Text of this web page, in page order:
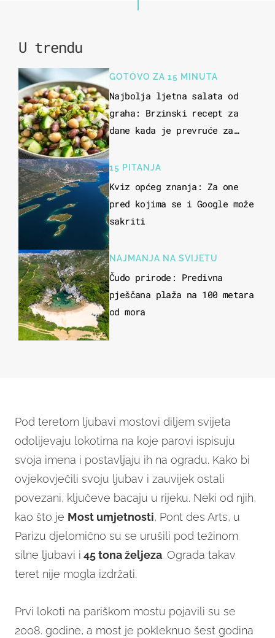
U trendu
GOTOVO ZA 15 MINUTA
Najbolja ljetna salata od
graha: Brzinski recept za
dane kada je prevruće za
15 PITANJA
Kviz općeg znanja: Za one
pred kojima se i Google može
sakriti
NAJMANJA NA SVIJETU
Čudo prirode: Predivna
pješčana plaža na 100 metara
od mora
Pod teretom ljubavi mostovi diljem svijeta
odolijevaju lokotima na koje parovi ispisuju
svoja imena i postavljaju ih na ogradu. Kako bi
ovjekovječili svoju ljubav i zauvijek ostali
povezani, ključeve bacaju u rijeku. Neki od njih,
kao što je Most umjetnosti, Pont des Arts, u
Parizu djelomično su se urušili pod težinom
silne ljubavi i 45 tona željeza. Ograda takav
teret nije mogla izdržati.
Prvi lokoti na pariškom mostu pojavili su se
2008. godine, a most je pokleknuo šest godina